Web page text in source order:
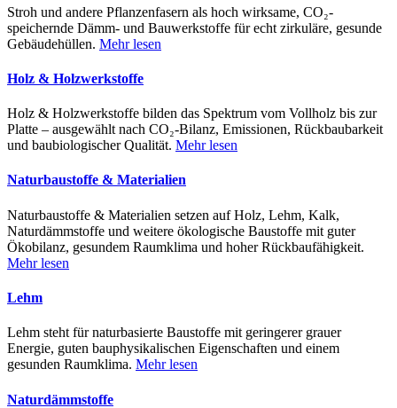
Stroh und andere Pflanzenfasern als hoch wirksame, CO₂-
speichernde Dämm- und Bauwerkstoffe für echt zirkuläre, gesunde
Gebäudehüllen. Mehr lesen
Holz & Holzwerkstoffe
Holz & Holzwerkstoffe bilden das Spektrum vom Vollholz bis zur
Platte – ausgewählt nach CO₂-Bilanz, Emissionen, Rückbaubarkeit
und baubiologischer Qualität. Mehr lesen
Naturbaustoffe & Materialien
Naturbaustoffe & Materialien setzen auf Holz, Lehm, Kalk,
Naturdämmstoffe und weitere ökologische Baustoffe mit guter
Ökobilanz, gesundem Raumklima und hoher Rückbaufähigkeit.
Mehr lesen
Lehm
Lehm steht für naturbasierte Baustoffe mit geringerer grauer
Energie, guten bauphysikalischen Eigenschaften und einem
gesunden Raumklima. Mehr lesen
Naturdämmstoffe